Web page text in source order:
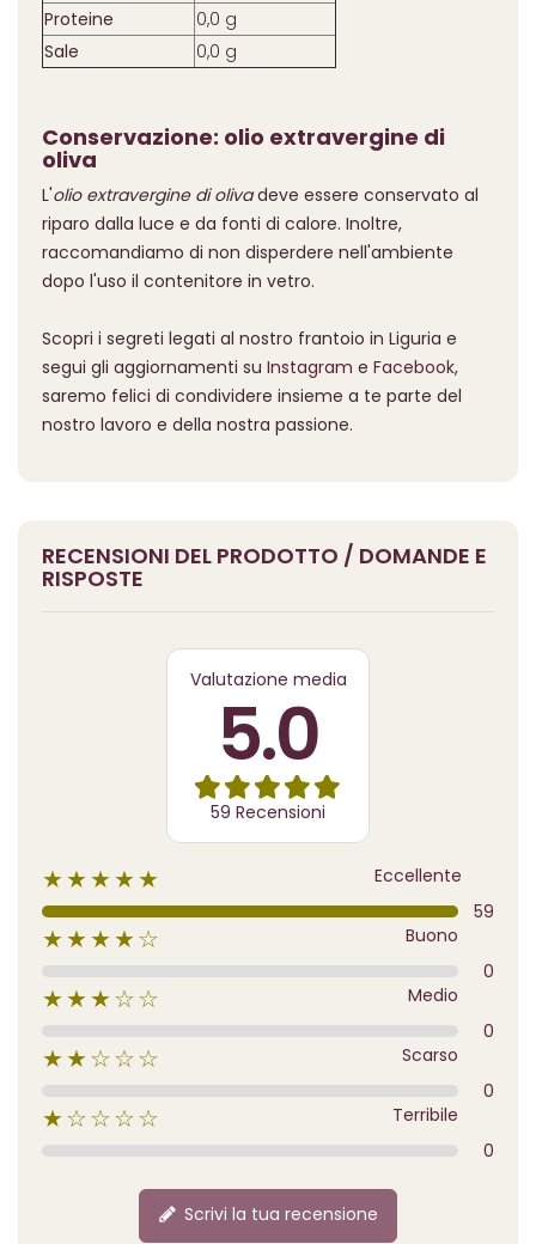
Proteine
0,0 g
Sale
0,0 g
Conservazione: olio extravergine di
oliva
L'olio extravergine di olivadeve essere conservato al
riparo dalla luce e da fonti di calore. Inoltre,
raccomandiamo di non disperdere nell'ambiente
dopo l'uso il contenitore in vetro.
Scopri i segreti legati al nostro frantoio in Liguria e
segui gli aggiornamenti su Instagram e Facebook,
saremo felici di condividere insieme a te parte del
nostro lavoro e della nostra passione.
RECENSIONI DEL PRODOTTO / DOMANDE E
RISPOSTE
Valutazione media
5.0
59 Recensioni
★★★★★
Eccellente
59
★★★★☆
Buono
0
★★★☆☆
Medio
0
★★☆☆☆
Scarso
0
★☆☆☆☆
Terribile
0
Scrivi la tua recensione